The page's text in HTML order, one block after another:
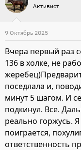
Активист
9 Октябрь 2025
Вчера первый раз
136 в холке, не
поседлала и,
минут 5 шагом. И
подкинул. Все.
реально горжусь.
поиграется,
ответственность